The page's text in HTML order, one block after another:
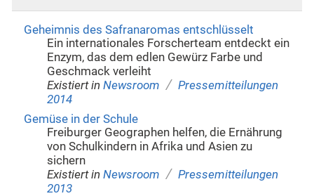
Geheimnis des Safranaromas entschlüsselt
Ein internationales Forscherteam entdeckt ein
Enzym, das dem edlen Gewürz Farbe und
Geschmack verleiht
Existiert in Newsroom / Pressemitteilungen
2014
Gemüse in der Schule
Freiburger Geographen helfen, die Ernährung
von Schulkindern in Afrika und Asien zu
sichern
Existiert in Newsroom / Pressemitteilungen
2013